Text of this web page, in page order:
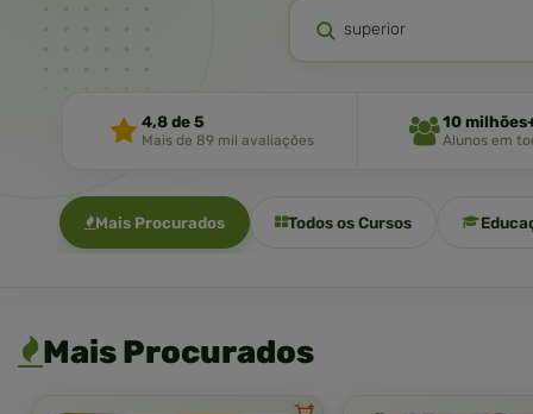
4,8 de 5
Mais de 89 mil avaliações
10
Alunos em
Mais Procurados Todos os Cursos
Mais Procurados